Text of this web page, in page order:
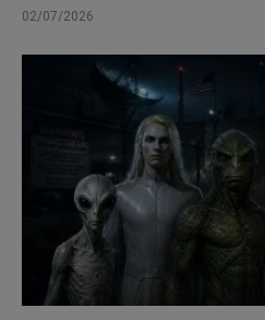
02/07/2026